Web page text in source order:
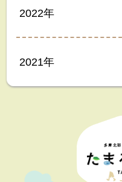
2022年
2021年
多摩北